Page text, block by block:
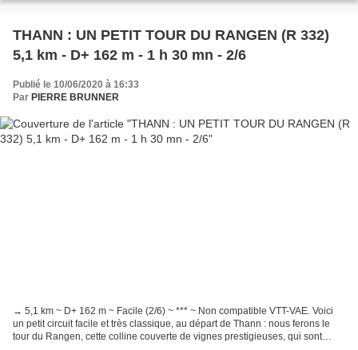
les lieux, sommets, curiosités et communes concernés.
THANN : UN PETIT TOUR DU RANGEN (R 332)
5,1 km - D+ 162 m - 1 h 30 mn - 2/6
Publié le 10/06/2020 à 16:33
Par PIERRE BRUNNER
→ 5,1 km ~ D+ 162 m ~ Facile (2/6) ~ *** ~ Non compatible VTT-VAE. Voici
un petit circuit facile et très classique, au départ de Thann : nous ferons le
tour du Rangen, cette colline couverte de vignes prestigieuses, qui sont